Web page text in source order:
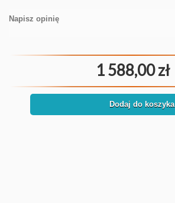
Napisz opinię
1 588,00 zł
Dodaj do koszyka